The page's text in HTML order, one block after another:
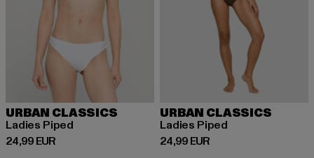
URBAN CLASSICS
Ladies Piped
24,99 EUR
Derzeitiger Preis: 24,99 EUR
URBAN CLASSICS
Ladies Piped
24,99 EUR
Derzeitiger Preis: 24,99 EUR